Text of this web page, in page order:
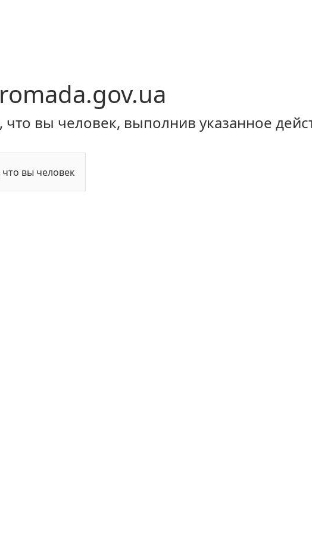
что вы человек, выполнив указанное
вы человек